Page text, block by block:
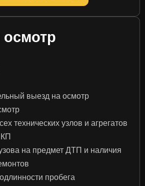
выезд на осмотр
технических узлов и агрегатов
на предмет ДТП и наличия
пробега